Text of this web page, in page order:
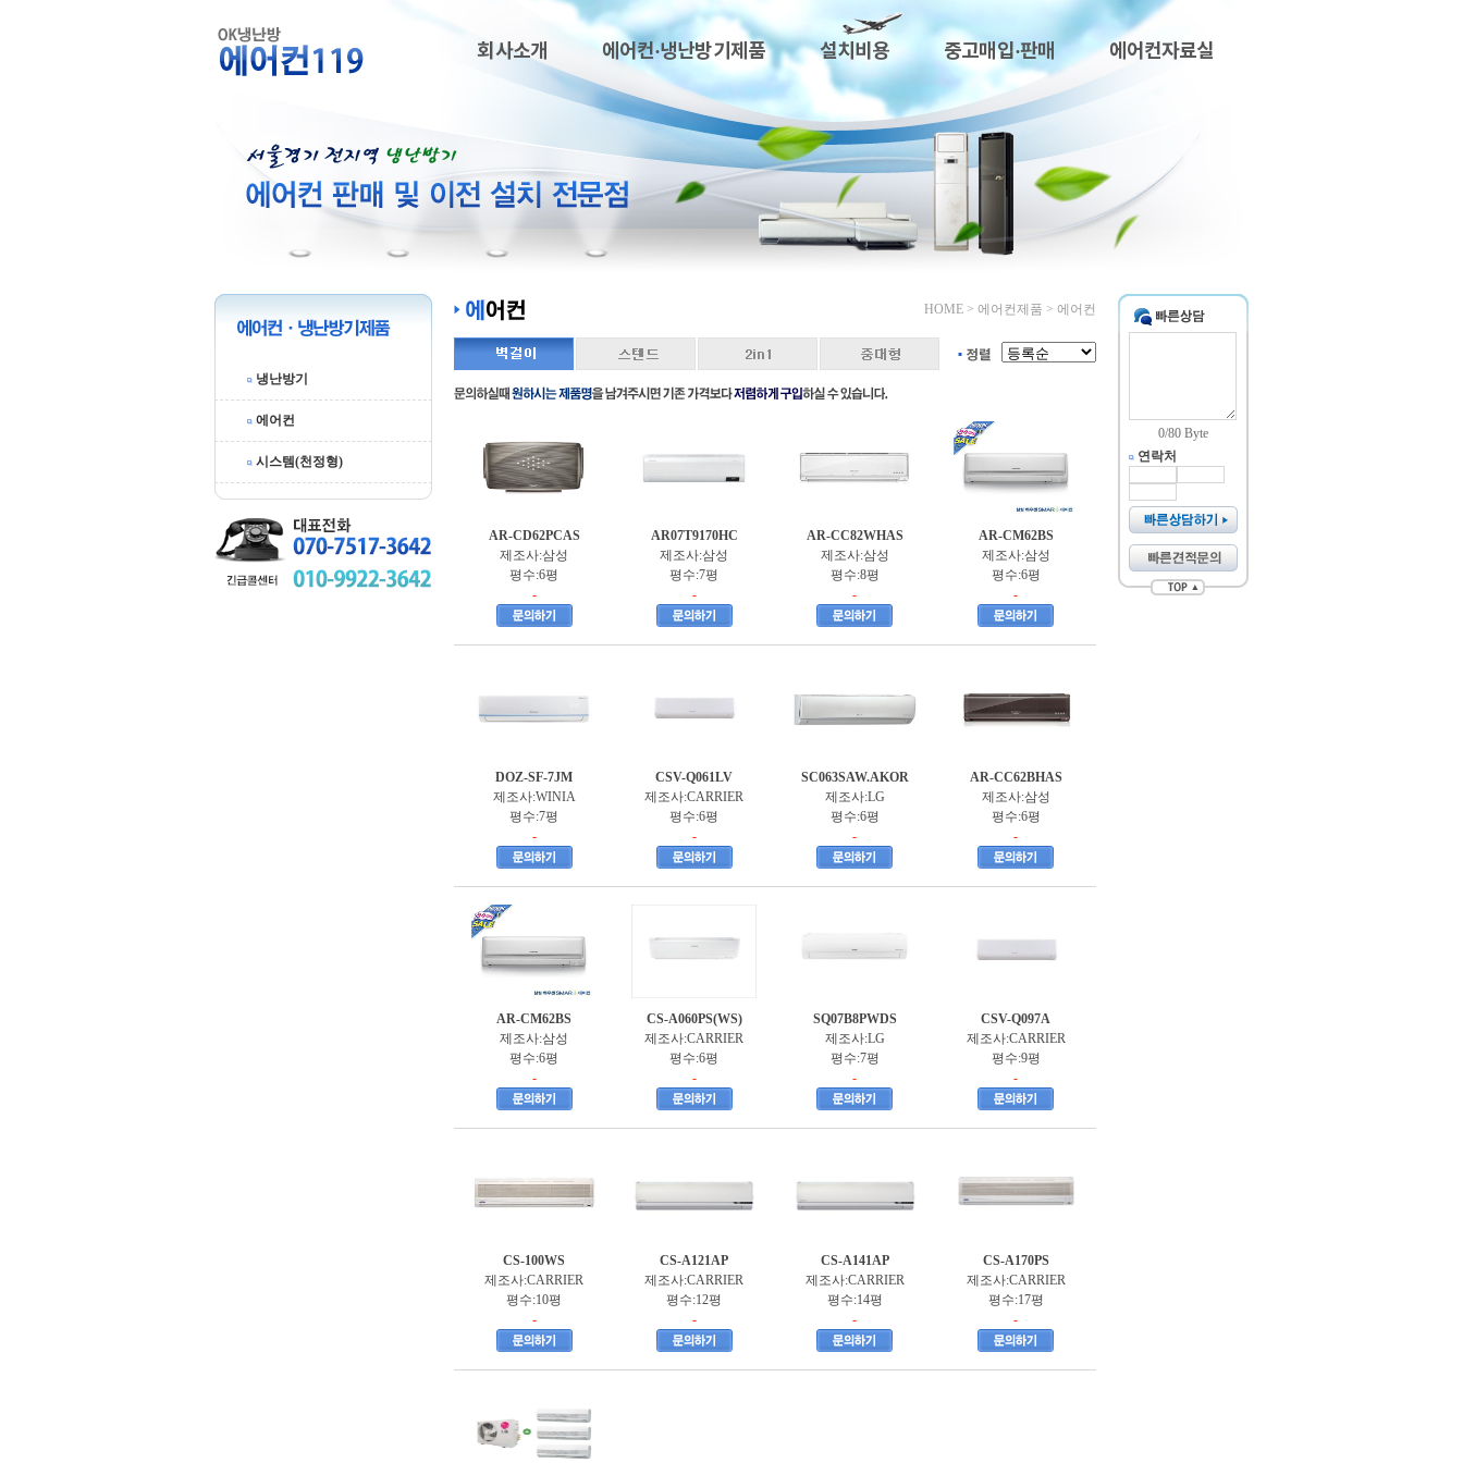
회사소개 에어컨·냉난방기제품 설치비용 중고매입·판매 에어컨자료실
냉난방기
에어컨
시스템(천정형)
HOME > 에어컨제품 > 에어컨
AR-CD62PCAS
제조사:삼성
평수:6평
-
AR07T9170HC
제조사:삼성
평수:7평
-
AR-CC82WHAS
제조사:삼성
평수:8평
-
AR-CM62BS
제조사:삼성
평수:6평
-
DOZ-SF-7JM
제조사:WINIA
평수:7평
-
CSV-Q061LV
제조사:CARRIER
평수:6평
-
SC063SAW.AKOR
제조사:LG
평수:6평
-
AR-CC62BHAS
제조사:삼성
평수:6평
-
AR-CM62BS
제조사:삼성
평수:6평
-
CS-A060PS(WS)
제조사:CARRIER
평수:6평
-
SQ07B8PWDS
제조사:LG
평수:7평
-
CSV-Q097A
제조사:CARRIER
평수:9평
-
CS-100WS
제조사:CARRIER
평수:10평
-
CS-A121AP
제조사:CARRIER
평수:12평
-
CS-A141AP
제조사:CARRIER
평수:14평
-
CS-A170PS
제조사:CARRIER
평수:17평
-
0/80 Byte
연락처